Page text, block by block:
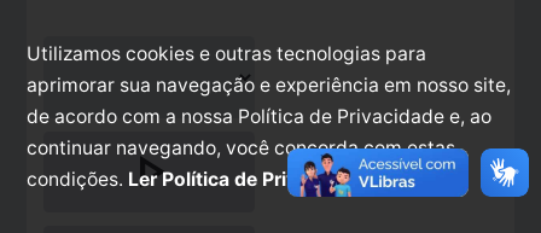
play_arrow
Utilizamos cookies e outras tecnologias para
aprimorar sua navegação e experiência em nosso site,
de acordo com a nossa Política de Privacidade e, ao
continuar navegando, você concorda com estas
condições. Ler Política de Privacidade.